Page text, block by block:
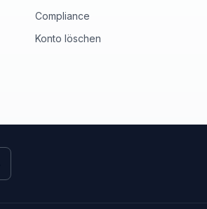
Compliance
Konto löschen